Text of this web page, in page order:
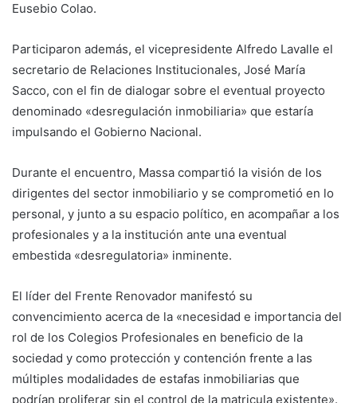
Eusebio Colao.
Participaron además, el vicepresidente Alfredo Lavalle el
secretario de Relaciones Institucionales, José María
Sacco, con el fin de dialogar sobre el eventual proyecto
denominado «desregulación inmobiliaria» que estaría
impulsando el Gobierno Nacional.
Durante el encuentro, Massa compartió la visión de los
dirigentes del sector inmobiliario y se comprometió en lo
personal, y junto a su espacio político, en acompañar a los
profesionales y a la institución ante una eventual
embestida «desregulatoria» inminente.
El líder del Frente Renovador manifestó su
convencimiento acerca de la «necesidad e importancia del
rol de los Colegios Profesionales en beneficio de la
sociedad y como protección y contención frente a las
múltiples modalidades de estafas inmobiliarias que
podrían proliferar sin el control de la matricula existente».